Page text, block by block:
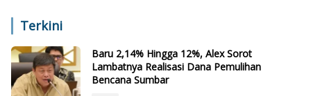
Terkini
Baru 2,14% Hingga 12%, Alex Sorot
Lambatnya Realisasi Dana Pemulihan
Bencana Sumbar